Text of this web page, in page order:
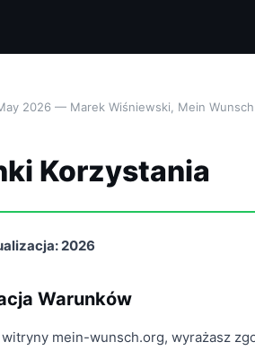
2026 — Marek Wiśniewski, Mein Wunsch
Korzystania
2026
Warunków
mein-wunsch.org, wyrażasz